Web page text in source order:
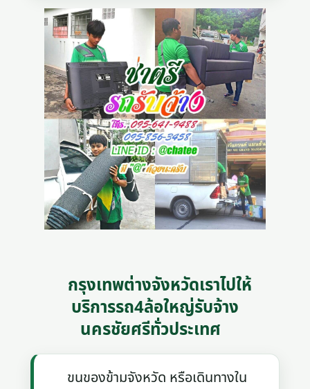
กรุงเทพต่างจังหวัดเราไปให้
บริการรถ4ล้อใหญ่รับจ้าง
นครชัยศรีทั่วประเทศ
ขนของข้ามจังหวัด หรือเดินทางใน